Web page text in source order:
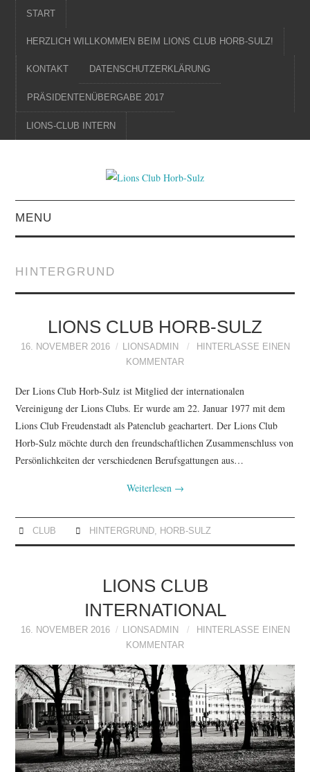
START
HERZLICH WILLKOMMEN BEIM LIONS CLUB HORB-SULZ!
KONTAKT DATENSCHUTZERKLÄRUNG
PRÄSIDENTENÜBERGABE 2017
LIONS-CLUB INTERN
MENU
ACTIVITIES
HINTERGRUND
LIONS CLUB HORB-SULZ
16. NOVEMBER 2016 LIONSADMIN
HINTERLASSE EINEN
KOMMENTAR
Der Lions Club Horb-Sulz ist Mitglied der internationalen
Vereinigung der Lions Clubs. Er wurde am 22. Januar 1977 mit dem
Lions Club Freudenstadt als Patenclub geachartert. Der Lions Club
Horb-Sulz möchte durch den freundschaftlichen Zusammenschluss von
Persönlichkeiten der verschiedenen Berufsgattungen aus…
Weiterlesen →
CLUB HINTERGRUND, HORB-SULZ
LIONS CLUB
INTERNATIONAL
16. NOVEMBER 2016 LIONSADMIN
HINTERLASSE EINEN
KOMMENTAR